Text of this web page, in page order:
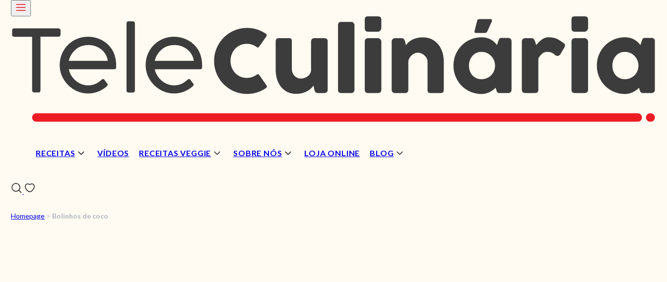
RECEITAS VÍDEOS RECEITAS VEGGIE SOBRE NÓS LOJA ONLINE BLOG
Homepage > Bolinhos de coco